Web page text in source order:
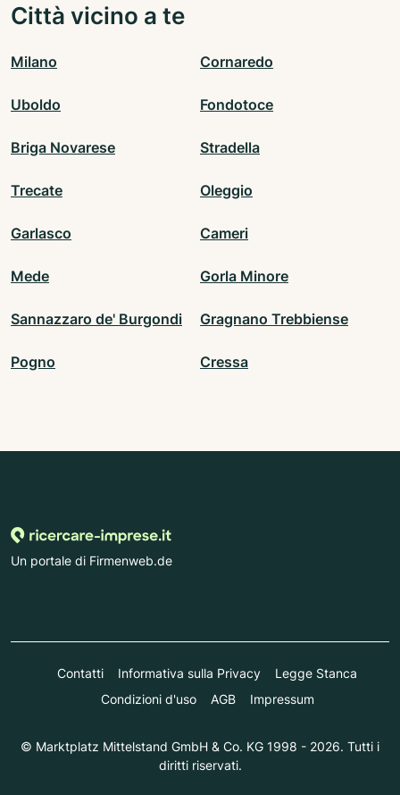
Città vicino a te
Milano Cornaredo
Uboldo Fondotoce
Briga Novarese Stradella
Trecate Oleggio
Garlasco Cameri
Mede Gorla Minore
Sannazzaro de' Burgondi Gragnano Trebbiense
Pogno Cressa
Un portale di Firmenweb.de
Contatti Informativa sulla Privacy
Legge Stanca
Condizioni d'uso
AGB Impressum
© Marktplatz Mittelstand GmbH & Co. KG 1998 - 2026. Tutti i
diritti riservati.